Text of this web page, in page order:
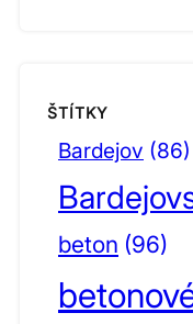
ŠTÍTKY
Bardejov (86)
beton (96)